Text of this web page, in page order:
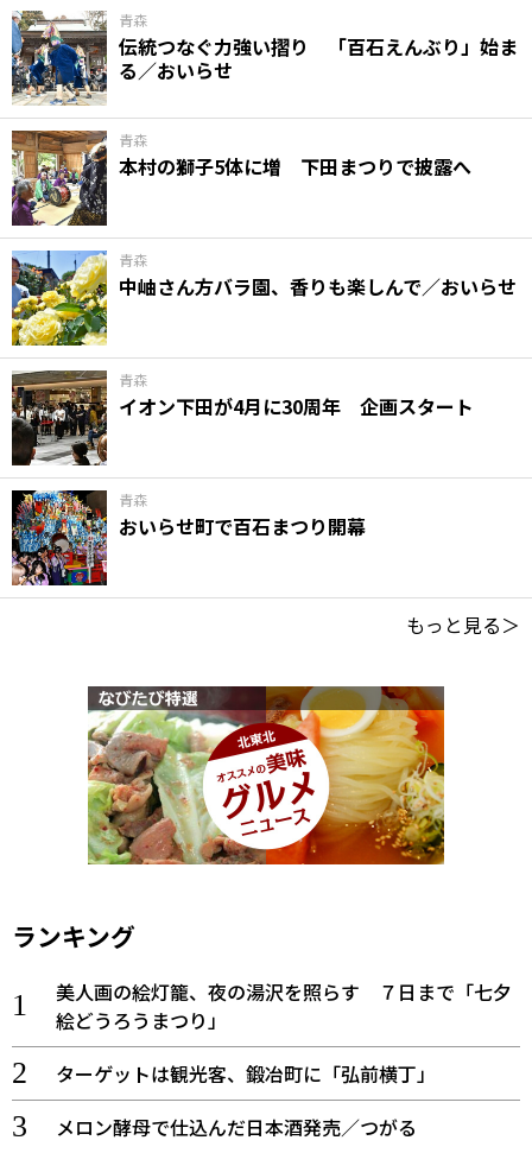
青森
伝統つなぐ力強い摺り 「百石えんぶり」始ま
る／おいらせ
青森
本村の獅子5体に増 下田まつりで披露へ
青森
中岫さん方バラ園、香りも楽しんで／おいらせ
青森
イオン下田が4月に30周年 企画スタート
青森
おいらせ町で百石まつり開幕
もっと見る＞
ランキング
美人画の絵灯籠、夜の湯沢を照らす ７日まで「七夕
絵どうろうまつり」
ターゲットは観光客、鍛冶町に「弘前横丁」
メロン酵母で仕込んだ日本酒発売／つがる